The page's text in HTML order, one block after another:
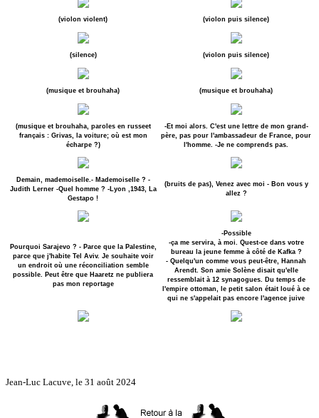
(violon violent) (violon puis silence)
(silence) (violon puis silence)
(musique et brouhaha) (musique et brouhaha)
(musique et brouhaha, paroles en russeet
français : Grivas, la voiture; où est mon
écharpe ?)
-Et moi alors. C'est une lettre de mon grand-
père, pas pour l'ambassadeur de France, pour
l'homme. -Je ne comprends pas.
Demain, mademoiselle.- Mademoiselle ? -
Judith Lerner -Quel homme ? -Lyon ,1943, La
Gestapo !
(bruits de pas), Venez avec moi - Bon vous y
allez ?
Pourquoi Sarajevo ? - Parce que la Palestine,
parce que j'habite Tel Aviv. Je souhaite voir
un endroit où une réconciliation semble
possible. Peut être que Haaretz ne publiera
pas mon reportage
-Possible
-ça me servira, à moi. Quest-ce dans votre
bureau la jeune femme à côté de Kafka ?
- Quelqu'un comme vous peut-être, Hannah
Arendt. Son amie Solène disait qu'elle
ressemblait à 12 synagogues. Du temps de
l'empire ottoman, le petit salon était loué à ce
qui ne s'appelait pas encore l'agence juive
Jean-Luc Lacuve, le 31 août 2024